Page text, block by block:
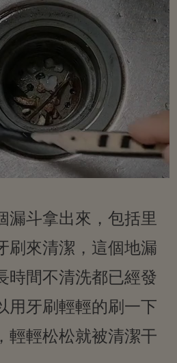
漏斗拿出來，包括里
刷來清潔，這個地漏
時間不清洗都已經發
用牙刷輕輕的刷一下
輕輕松松就被清潔干